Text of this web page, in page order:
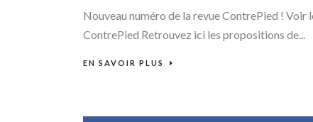
Nouveau numéro de la revue ContrePied ! Voir
ContrePied Retrouvez ici les propositions de...
EN SAVOIR PLUS